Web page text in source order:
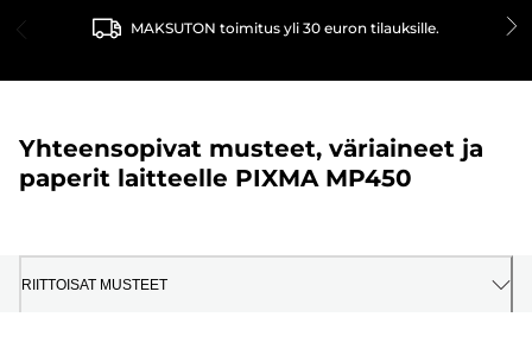
MAKSUTON toimitus yli 30 euron tilauksille.
Yhteensopivat musteet, väriaineet ja
paperit laitteelle PIXMA MP450
RIITTOISAT MUSTEET